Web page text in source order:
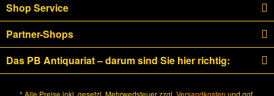
Shop Service
Partner-Shops
Das PB Antiquariat – darum sind Sie hier richtig: